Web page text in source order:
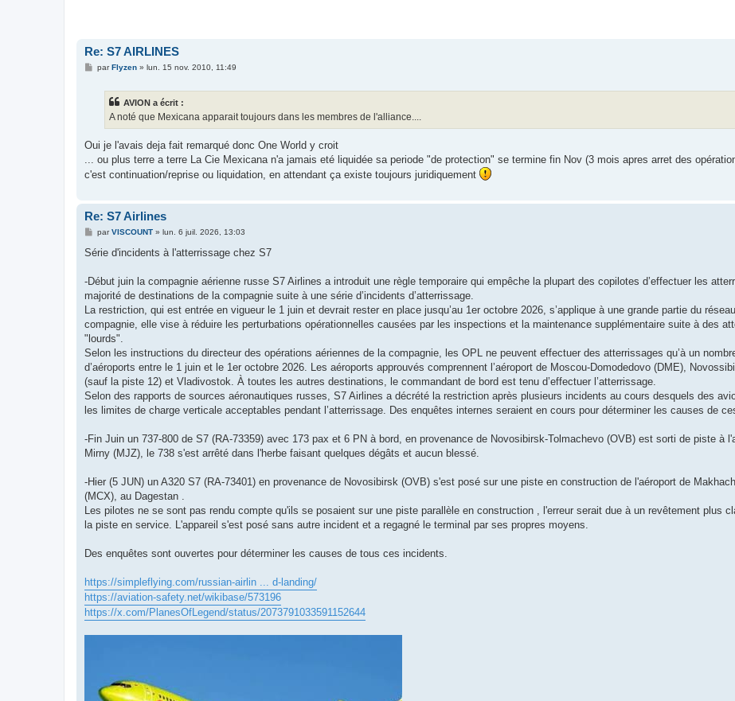
Re: S7 AIRLINES
MparFlyzen» lun. 15 nov. 2010, 11:49
AVION a écrit :
A noté que Mexicana apparait toujours dans les membres de l'alliance....
Oui je l'avais deja fait remarqué donc One World y croit
... ou plus terre a terre La Cie Mexicana n'a jamais eté liquidée sa periode "de protection" se termine fin Nov (3 mois apres arret des
c'est continuation/reprise ou liquidation, en attendant ça existe toujours juridiquement
Re: S7 Airlines
M
s
g
parVISCOUNT» lun. 6 juil. 2026, 13:03
Série d'incidents à l'atterrissage chez S7
-Début juin la compagnie aérienne russe S7 Airlines a introduit une règle temporaire qui empêche la plupart des copilotes d’effectuer les
majorité de destinations de la compagnie suite à une série d’incidents d’atterrissage.
La restriction, qui est entrée en vigueur le 1 juin et devrait rester en place jusqu’au 1er octobre 2026, s’applique à une grande partie du
compagnie, elle vise à réduire les perturbations opérationnelles causées par les inspections et la maintenance supplémentaire suite à des
"lourds".
Selon les instructions du directeur des opérations aériennes de la compagnie, les OPL ne peuvent effectuer des atterrissages qu’à un
d’aéroports entre le 1 juin et le 1er octobre 2026. Les aéroports approuvés comprennent l’aéroport de Moscou-Domodedovo (DME),
(sauf la piste 12) et Vladivostok. À toutes les autres destinations, le commandant de bord est tenu d’effectuer l’atterrissage.
Selon des rapports de sources aéronautiques russes, S7 Airlines a décrété la restriction après plusieurs incidents au cours desquels des
les limites de charge verticale acceptables pendant l’atterrissage. Des enquêtes internes seraient en cours pour déterminer les causes de
-Fin Juin un 737-800 de S7 (RA-73359) avec 173 pax et 6 PN à bord, en provenance de Novosibirsk-Tolmachevo (OVB) est sorti de piste à
Mirny (MJZ), le 738 s'est arrêté dans l'herbe faisant quelques dégâts et aucun blessé.
-Hier (5 JUN) un A320 S7 (RA-73401) en provenance de Novosibirsk (OVB) s'est posé sur une piste en construction de l'aéroport de
(MCX), au Dagestan .
Les pilotes ne se sont pas rendu compte qu'ils se posaient sur une piste parallèle en construction , l'erreur serait due à un revêtement plus
la piste en service. L'appareil s'est posé sans autre incident et a regagné le terminal par ses propres moyens.
Des enquêtes sont ouvertes pour déterminer les causes de tous ces incidents.
https://simpleflying.com/russian-airlin ... d-landing/
https://aviation-safety.net/wikibase/573196
https://x.com/PlanesOfLegend/status/2073791033591152644